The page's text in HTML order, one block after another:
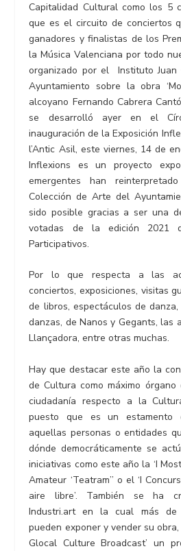
Capitalidad Cultural como los 5
que es el circuito de conciertos
ganadores y finalistas de los
la Música Valenciana por todo
organizado por el Instituto
Ayuntamiento sobre la obra
alcoyano Fernando Cabrera
se desarrolló ayer en el
inauguración de la Exposición
l’Antic Asil, este viernes, 14 de
Inflexions es un proyecto
emergentes han
Colección de Arte del
sido posible gracias a ser una
votadas de la edición 2021
Participativos.
Por lo que respecta a las
conciertos, exposiciones, visitas
de libros, espectáculos de
danzas, de Nanos y Gegants, las
Llançadora, entre otras muchas.
Hay que destacar este año la
de Cultura como máximo
ciudadanía respecto a la
puesto que es un estamento
aquellas personas o entidades
dónde democráticamente se
iniciativas como este año la ‘I
Amateur ‘Teatram’’ o el ‘I
aire libre’. También se ha
Industri.art en la cual más de
pueden exponer y vender su obra,
Glocal Culture Broadcast’ un